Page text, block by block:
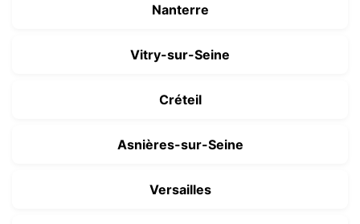
Nanterre
Vitry-sur-Seine
Créteil
Asnières-sur-Seine
Versailles